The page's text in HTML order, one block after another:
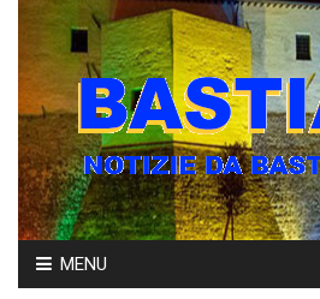
Skip
to
MENU